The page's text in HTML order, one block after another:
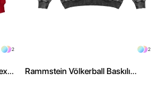
2 2
Rammstein Völkerball Baskılı